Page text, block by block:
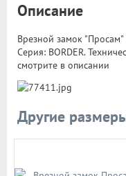
Описание
Врезной замок
Серия: BORDER.
смотрите в описании
Другие